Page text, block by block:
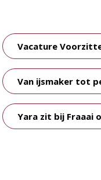
Vacature
Van ijsmaker tot
Yara zit bij Fraaai